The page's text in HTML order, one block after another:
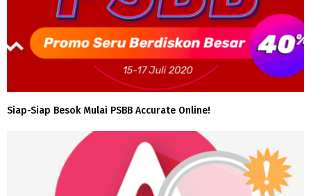
Siap-Siap Besok Mulai PSBB Accurate Online!